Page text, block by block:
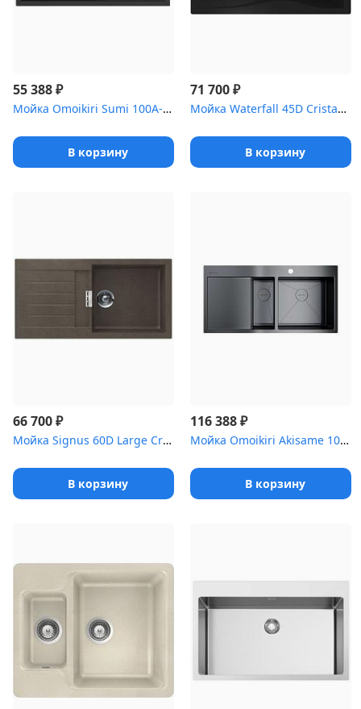
55 388₽
Мойка Omoikiri Sumi 100A-GB Artceramic/графит
В корзину
71 700₽
Мойка Waterfall 45D Cristadur пуро
В корзину
66 700₽
Мойка Signus 60D Large Cristadur бронза
В корзину
116 388₽
Мойка Omoikiri Akisame 100-2-GM-R нерж.сталь/вороненая сталь
В корзину